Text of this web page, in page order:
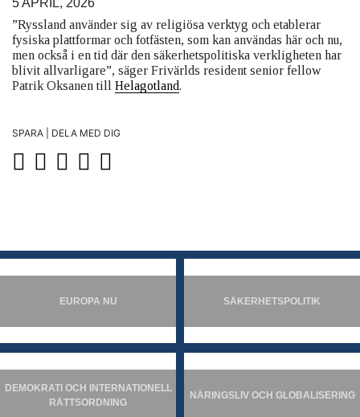
5 APRIL, 2026
”Ryssland använder sig av religiösa verktyg och etablerar
fysiska plattformar och fotfästen, som kan användas här och nu,
men också i en tid där den säkerhetspolitiska verkligheten har
blivit allvarligare”, säger Frivärlds resident senior fellow
Patrik Oksanen till Helagotland.
SPARA | DELA MED DIG
EUROPA NU SÄKERHETSPOLITIK
DEMOKRATI OCH INTERNATIONELL
RÄTTSORDNING
NÄRINGSLIV OCH GLOBALISERING